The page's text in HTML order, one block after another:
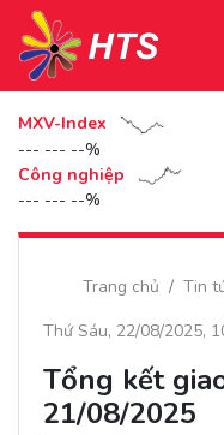
MXV-Index
--- --- --%
Công nghiệp
--- --- --%
Trang chủ Tin
Thứ Sáu, 22/08/2025,
Tổng kết
21/08/2025